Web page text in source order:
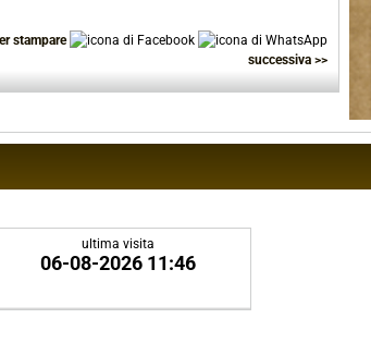
successiva >>
ultima visita
06-08-2026 11:46